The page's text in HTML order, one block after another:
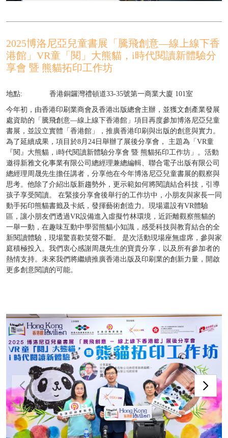
2025博洛尼亞兒童書展「騰飛創意—線上線下香
港館」VR童「閱」大熊貓，i時代閱讀新體驗分
享會 暨 熊貓拓印工作坊
地點: 香港銅鑼灣禮頓道33-35號第一商業大廈 101室
今年初，由香港印刷業商會及香港出版總會主辦，並獲文創產業發展
處資助的「騰飛創意—線上線下香港館」項目再度參加博洛尼亞兒童
書展，並設立實體「香港館」，推廣香港印刷與出版的創意與實力。
為了延續成果，項目於8月24日舉辦了展後分享會， 主題為「VR童
『閱』大熊貓，i時代閱讀新體驗分享會 暨 熊貓拓印工作坊」。活動
邀得新雅文化事業有限公司總經理兼總編輯、聯合電子出版有限公司
總經理周晟先生擔任講者，分享他在今年博洛尼亞兒童書展的觀察與
思考。他除了介紹出版新趨勢外，更示範如何將閱讀結合科技，引導
孩子享受閱讀。 在緊接分享會後舉行的工作坊中，小朋友與家長一同
動手拓印熊貓書籤及卡紙，發揮藝術創造力。現場還設有VR體驗
區，讓小朋友們透過VR設備進入虛擬竹林環境，近距離觀察熊貓的
一舉一動，在趣味互動中學習熊貓小知識，感受科技與教育結合的全
新閱讀體驗，現場驚喜歡笑聲不斷。 是次活動現場座無虛席，參與家
庭積極投入。我們衷心感謝周晟先生的寶貴分享，以及所有參加者的
熱情支持。未來我們將繼續推廣香港出版及印刷業的創新力量，開啟
更多創意閱讀的可能。